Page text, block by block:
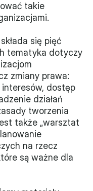
takie
się pięć
tematyka dotyczy
zmiany prawa:
dostęp
działań
tworzenia
także „warsztat
na rzecz
są ważne dla